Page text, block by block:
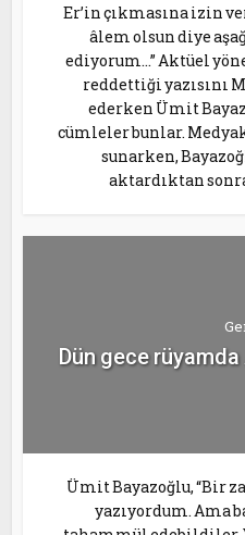
Er’in çıkmasına izin
âlem olsun diye
ediyorum…” Aktüel
reddettiği yazısını
ederken Ümit
cümleler bunlar.
sunarken,
aktardıktan
Dün gece rüyamda
Ümit Bayazoğlu, “Bir
yazıyordum. Ama